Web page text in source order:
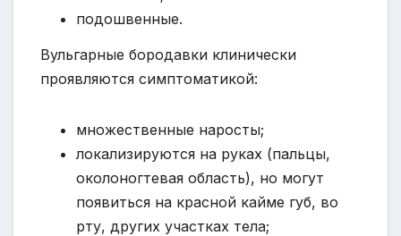
подошвенные.
Вульгарные бородавки клинически
проявляются симптоматикой:
множественные наросты;
локализируются на руках (пальцы,
околоногтевая область), но могут
появиться на красной кайме губ, во
рту, других участках тела;